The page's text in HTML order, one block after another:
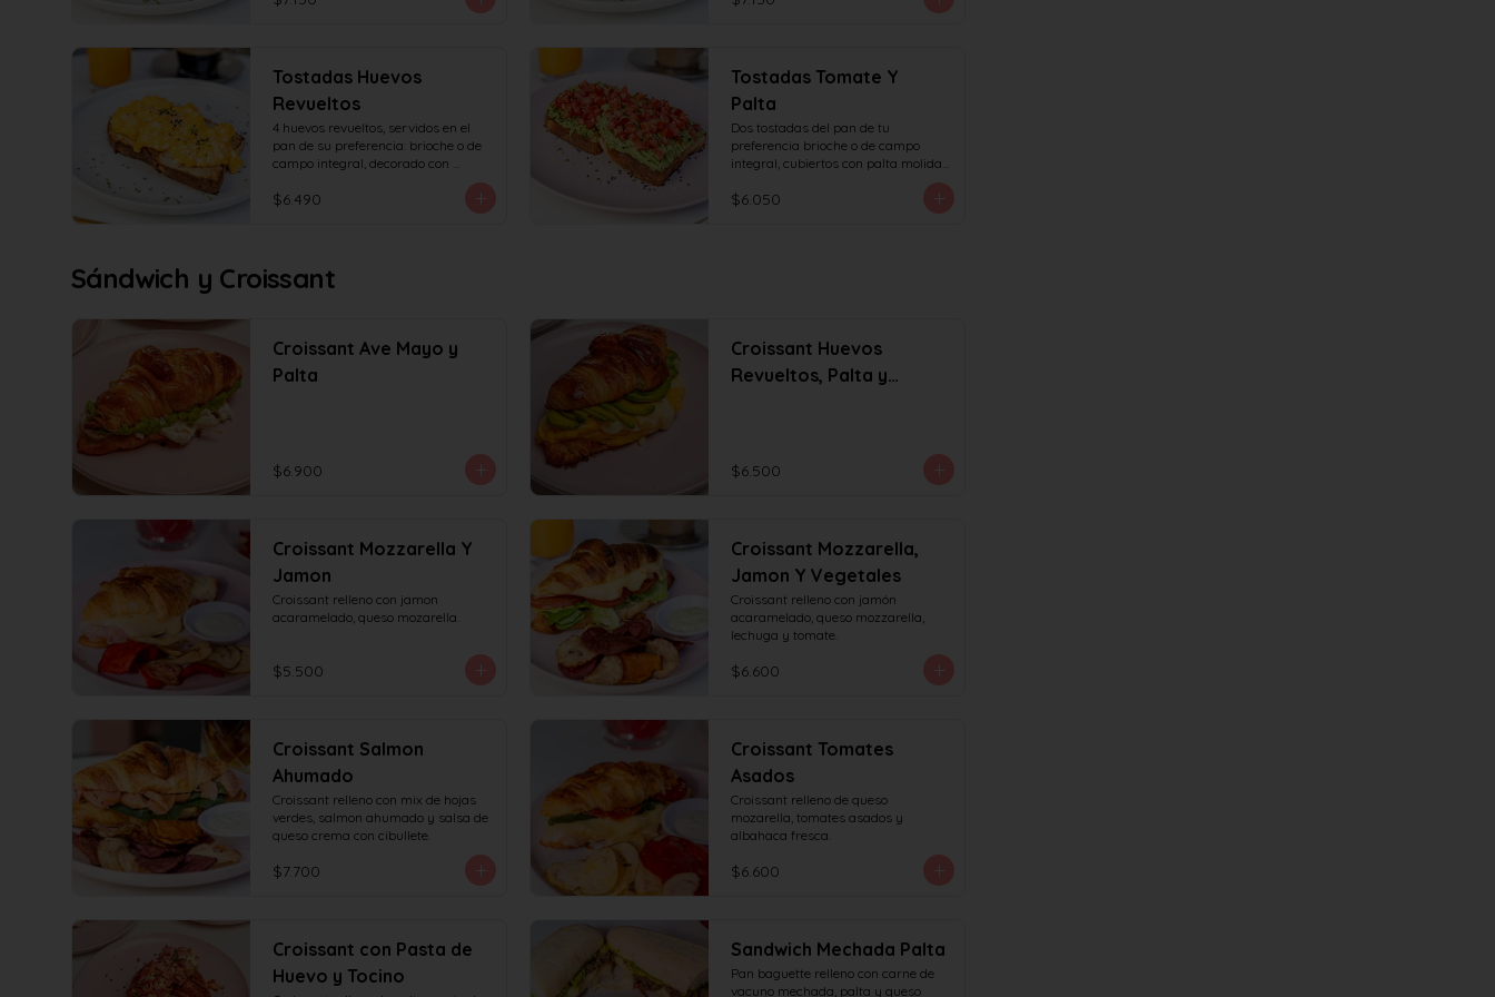
Tostadas Huevos
Revueltos
4 huevos revueltos, servidos en el
pan de su preferencia: brioche o de
campo integral, decorado con
$6.490
Tostadas Tomate Y
Palta
Dos tostadas del pan de tu
preferencia brioche o de campo
integral, cubiertos con palta molida
sésamo o ciboulette.
$6.050
Sándwich y Croissant
Croissant Ave Mayo y
Palta
$6.900
Croissant Huevos
Revueltos, Palta y
$6.500
Croissant Mozzarella Y
Jamon
Croissant relleno con jamon
acaramelado, queso mozarella.
$5.500
Croissant Mozzarella,
Jamon Y Vegetales
Croissant relleno con jamón
acaramelado, queso mozzarella,
lechuga y tomate.
$6.600
Croissant Salmon
Ahumado
Croissant relleno con mix de hojas
verdes, salmon ahumado y salsa de
queso crema con cibullete.
$7.700
Croissant Tomates
Asados
Croissant relleno de queso
mozarella, tomates asados y
albahaca fresca.
$6.600
Croissant con Pasta de
Huevo y Tocino
Sandwich Mechada Palta
Pan baguette relleno con carne de
vacuno mechada, palta y queso